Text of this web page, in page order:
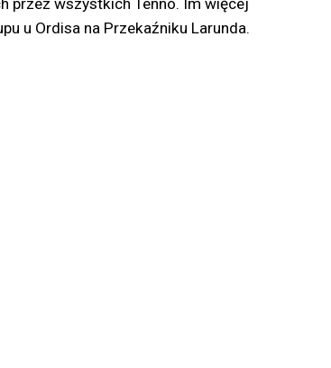
przez wszystkich Tenno. Im więcej
u Ordisa na Przekaźniku Larunda.